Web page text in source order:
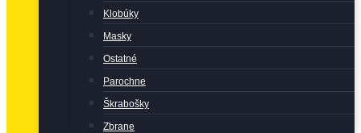
Klobúky
Masky
Ostatné
Parochne
Škrabošky
Zbrane